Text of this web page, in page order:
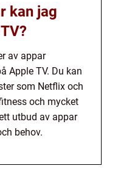
kan jag
av appar
Apple TV. Du kan
som Netflix och
och mycket
utbud av appar
behov.